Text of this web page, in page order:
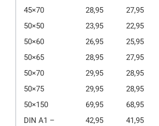
45×70
28,95 27,95
50×50
23,95 22,95
50×60
26,95 25,95
50×65
28,95 27,95
50×70
29,95 28,95
50×75
29,95 28,95
50×150
69,95 68,95
DIN A1 –
42,95 41,95